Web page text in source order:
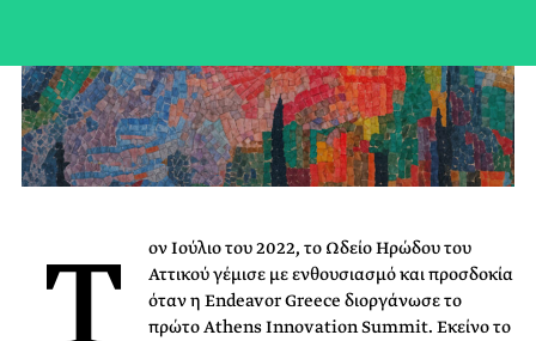
ον Ιούλιο του 2022, το Ωδείο Ηρώδου του
Αττικού γέμισε με ενθουσιασμό και προσδοκία
όταν η Endeavor Greece διοργάνωσε το
πρώτο Athens Innovation Summit. Εκείνο το